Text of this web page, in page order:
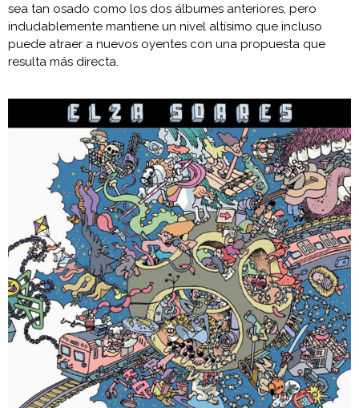
sea tan osado como los dos álbumes anteriores, pero
indudablemente mantiene un nivel altísimo que incluso
puede atraer a nuevos oyentes con una propuesta que
resulta más directa.